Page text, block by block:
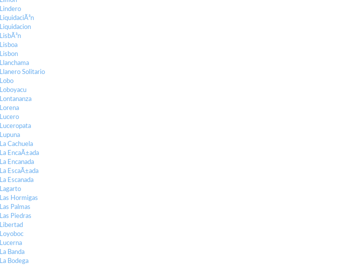
Lindero
LiquidaciÃ³n
Liquidacion
LisbÃ³n
Lisboa
Lisbon
Llanchama
Llanero Solitario
Lobo
Loboyacu
Lontananza
Lorena
Lucero
Luceropata
Lupuna
La Cachuela
La EncaÃ±ada
La Encanada
La EscaÃ±ada
La Escanada
Lagarto
Las Hormigas
Las Palmas
Las Piedras
Libertad
Loyoboc
Lucerna
La Banda
La Bodega